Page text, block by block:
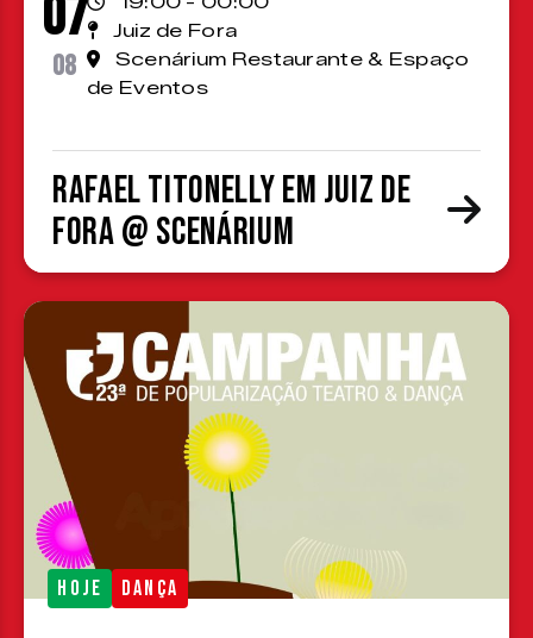
07
08
Juiz de Fora
Scenárium Restaurante & Espaço
de Eventos
Rafael Titonelly em Juiz de
Fora @ Scenárium
HOJE DANÇA